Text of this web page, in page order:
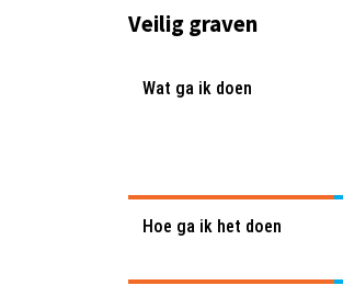
Veilig graven
Wat ga ik doen
Hoe ga ik het doen